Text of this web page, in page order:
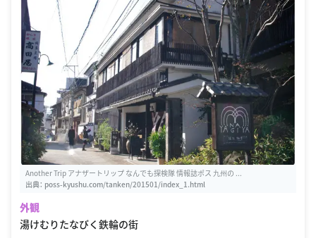
Another Trip アナザートリップ なんでも探検隊 情報誌ポス 九州の ...
出典： poss-kyushu.com/tanken/201501/index_1.html
外観
湯けむりたなびく鉄輪の街